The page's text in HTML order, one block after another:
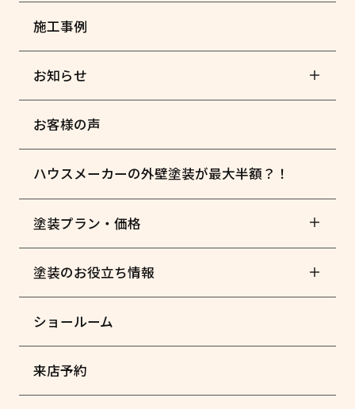
施工事例
お知らせ
お客様の声
ハウスメーカーの外壁塗装が最大半額？！
塗装プラン・価格
塗装のお役立ち情報
ショールーム
来店予約